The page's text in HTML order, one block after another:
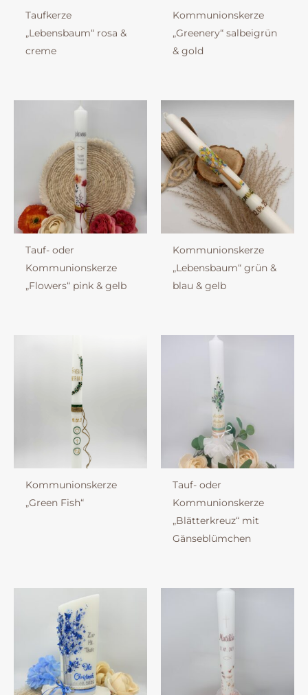
Taufkerze
„Lebensbaum“ rosa &
creme
Kommunionskerze
„Greenery“ salbeigrün
& gold
Tauf- oder
Kommunionskerze
„Flowers“ pink & gelb
Kommunionskerze
„Lebensbaum“ grün &
blau & gelb
Kommunionskerze
„Green Fish“
Tauf- oder
Kommunionskerze
„Blätterkreuz“ mit
Gänseblümchen